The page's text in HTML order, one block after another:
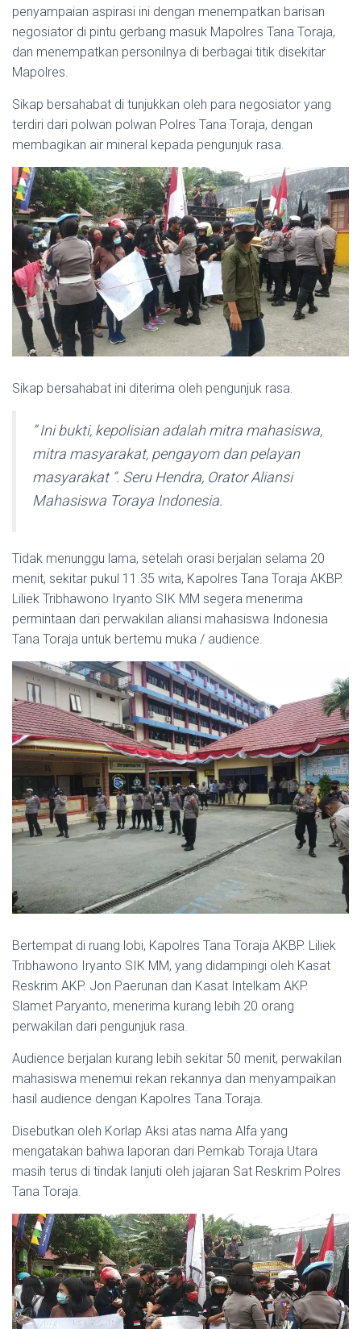
penyampaian aspirasi ini dengan menempatkan barisan
negosiator di pintu gerbang masuk Mapolres Tana Toraja,
dan menempatkan personilnya di berbagai titik disekitar
Mapolres.
Sikap bersahabat di tunjukkan oleh para negosiator yang
terdiri dari polwan polwan Polres Tana Toraja, dengan
membagikan air mineral kepada pengunjuk rasa.
Sikap bersahabat ini diterima oleh pengunjuk rasa.
” Ini bukti, kepolisian adalah mitra mahasiswa,
mitra masyarakat, pengayom dan pelayan
masyarakat “. Seru Hendra, Orator Aliansi
Mahasiswa Toraya Indonesia.
Tidak menunggu lama, setelah orasi berjalan selama 20
menit, sekitar pukul 11.35 wita, Kapolres Tana Toraja AKBP.
Liliek Tribhawono Iryanto SIK MM segera menerima
permintaan dari perwakilan aliansi mahasiswa Indonesia
Tana Toraja untuk bertemu muka / audience.
Bertempat di ruang lobi, Kapolres Tana Toraja AKBP. Liliek
Tribhawono Iryanto SIK MM, yang didampingi oleh Kasat
Reskrim AKP. Jon Paerunan dan Kasat Intelkam AKP.
Slamet Paryanto, menerima kurang lebih 20 orang
perwakilan dari pengunjuk rasa.
Audience berjalan kurang lebih sekitar 50 menit, perwakilan
mahasiswa menemui rekan rekannya dan menyampaikan
hasil audience dengan Kapolres Tana Toraja.
Disebutkan oleh Korlap Aksi atas nama Alfa yang
mengatakan bahwa laporan dari Pemkab Toraja Utara
masih terus di tindak lanjuti oleh jajaran Sat Reskrim Polres
Tana Toraja.